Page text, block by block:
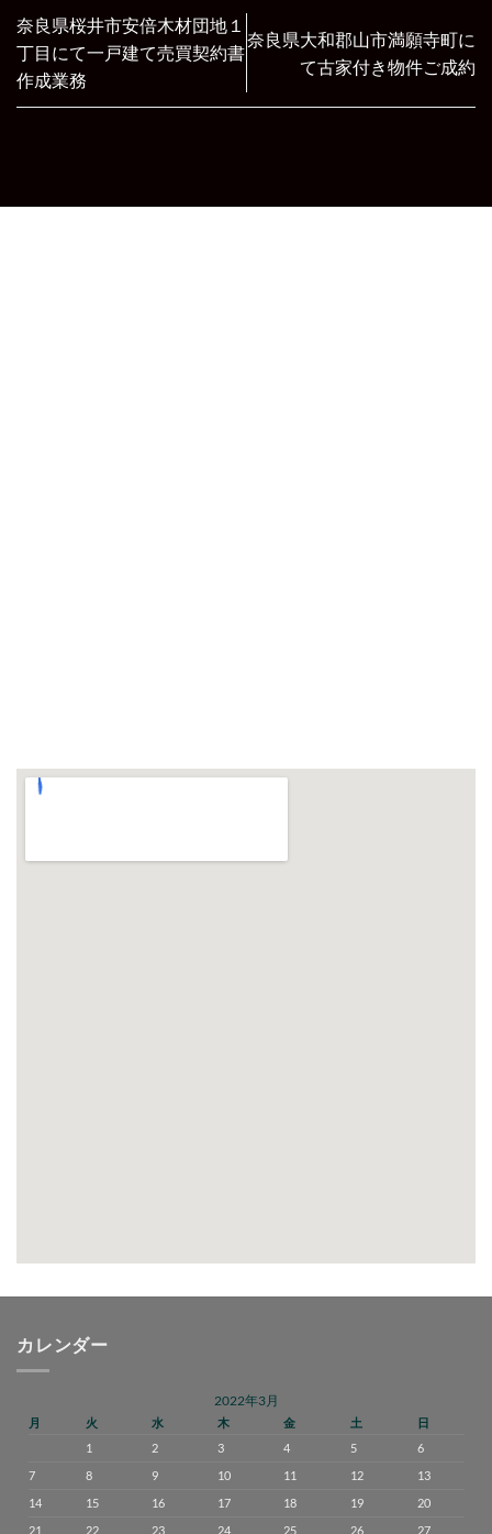
奈良県桜井市安倍木材団地１
丁目にて一戸建て売買契約書
作成業務
奈良県大和郡山市満願寺町に
て古家付き物件ご成約
カレンダー
2022年3月
月 火 水 木 金 土
日
1
2 3 4 5
6
7
8 9 10 11 12
13
14
15 16 17 18 19
20
21
22 23 24 25 26 27